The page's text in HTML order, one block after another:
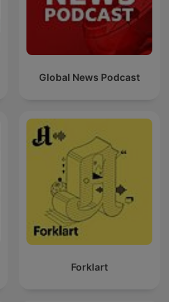
Global News Podcast
Forklart